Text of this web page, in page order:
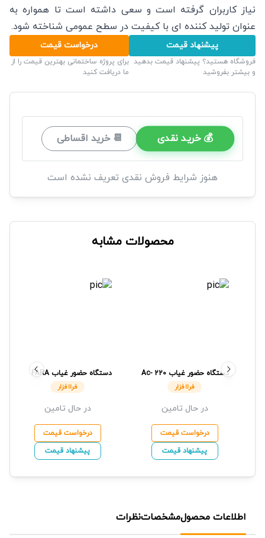
نیاز کاربران گرفته است و سعی داشته است تا همواره به
عنوان تولید کننده ای با کیفیت در سطح عمومی شناخته شود.
پیشنهاد قیمت
فروشگاه هستید؟ پیشنهاد قیمت بدهید
و بیشتر بفروشید
درخواست قیمت
برای پروژه ساختمانی بهترین قیمت را از
ما دریافت کنید
💰 خرید نقدی 📆 خرید اقساطی
هنوز شرایط فروش نقدی تعریف نشده است
محصولات مشابه
دستگاه حضور غیاب Ac- 220
فراافزار
در حال تامین
درخواست قیمت
پیشنهاد قیمت
دستگاه حضور غیاب FARA
فراافزارفراافزار
در حال تامین
درخواست قیمت
پیشنهاد قیمت
اطلاعات محصولمشخصاتنظرات